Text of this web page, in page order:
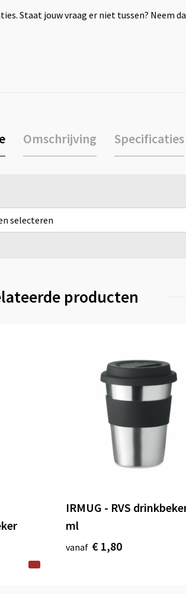
Staat jouw vraag er niet tussen? Neem
Omschrijving Specificaties
selecteren
producten
IRMUG - RVS
ml
vanaf € 1,80